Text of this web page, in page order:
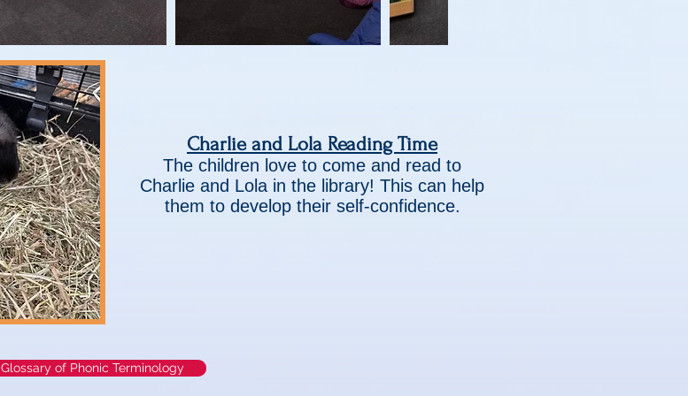
Charlie and Lola Reading Time
The children love to come and read to
Charlie and Lola in the library! This can help
them to develop their self-confidence.
Glossary of Phonic Terminology